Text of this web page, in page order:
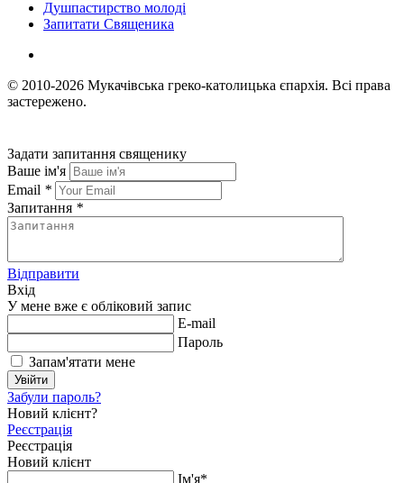
Душпастирство молоді
Запитати Священика
© 2010-2026 Мукачівська греко-католицька єпархія. Всі права
застережено.
Задати запитання священику
Ваше ім'я
Email *
Запитання *
Відправити
Вхід
У мене вже є обліковий запис
E-mail
Пароль
Запам'ятати мене
Увійти
Забули пароль?
Новий клієнт?
Реєстрація
Реєстрація
Новий клієнт
Ім'я*